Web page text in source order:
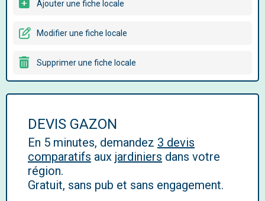
Ajouter une fiche locale
Modifier une fiche locale
Supprimer une fiche locale
DEVIS GAZON
En 5 minutes, demandez 3 devis
comparatifs aux jardiniers dans votre
région.
Gratuit, sans pub et sans engagement.